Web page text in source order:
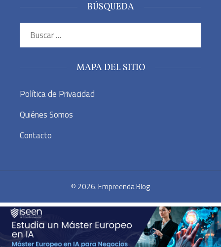
BÚSQUEDA
MAPA DEL SITIO
Política de Privacidad
Quiénes Somos
Contacto
© 2026. Empreenda Blog